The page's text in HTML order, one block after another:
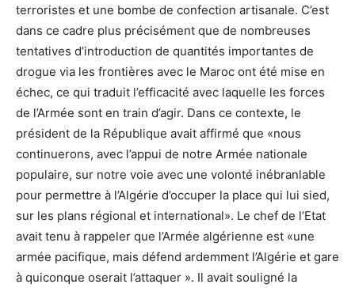
terroristes et une bombe de confection artisanale. C’est
dans ce cadre plus précisément que de nombreuses
tentatives d’introduction de quantités importantes de
drogue via les frontières avec le Maroc ont été mise en
échec, ce qui traduit l’efficacité avec laquelle les forces
de l’Armée sont en train d’agir. Dans ce contexte, le
président de la République avait affirmé que «nous
continuerons, avec l’appui de notre Armée nationale
populaire, sur notre voie avec une volonté inébranlable
pour permettre à l’Algérie d’occuper la place qui lui sied,
sur les plans régional et international». Le chef de l’Etat
avait tenu à rappeler que l’Armée algérienne est «une
armée pacifique, mais défend ardemment l’Algérie et gare
à quiconque oserait l’attaquer ». Il avait souligné la